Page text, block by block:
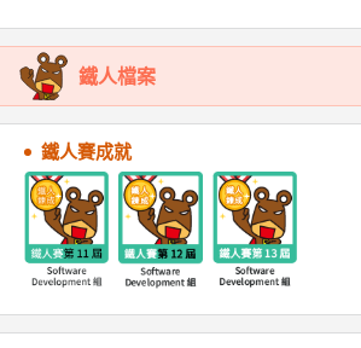
鐵人檔案
鐵人賽成就